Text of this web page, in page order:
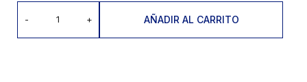
- + AÑADIR AL CARRITO